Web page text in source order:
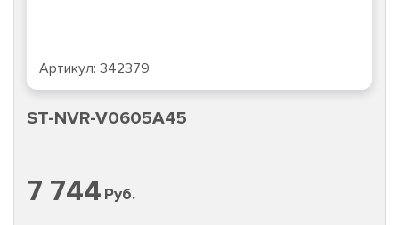
Артикул: 342379
ST-NVR-V0605A45
7 744 Руб.